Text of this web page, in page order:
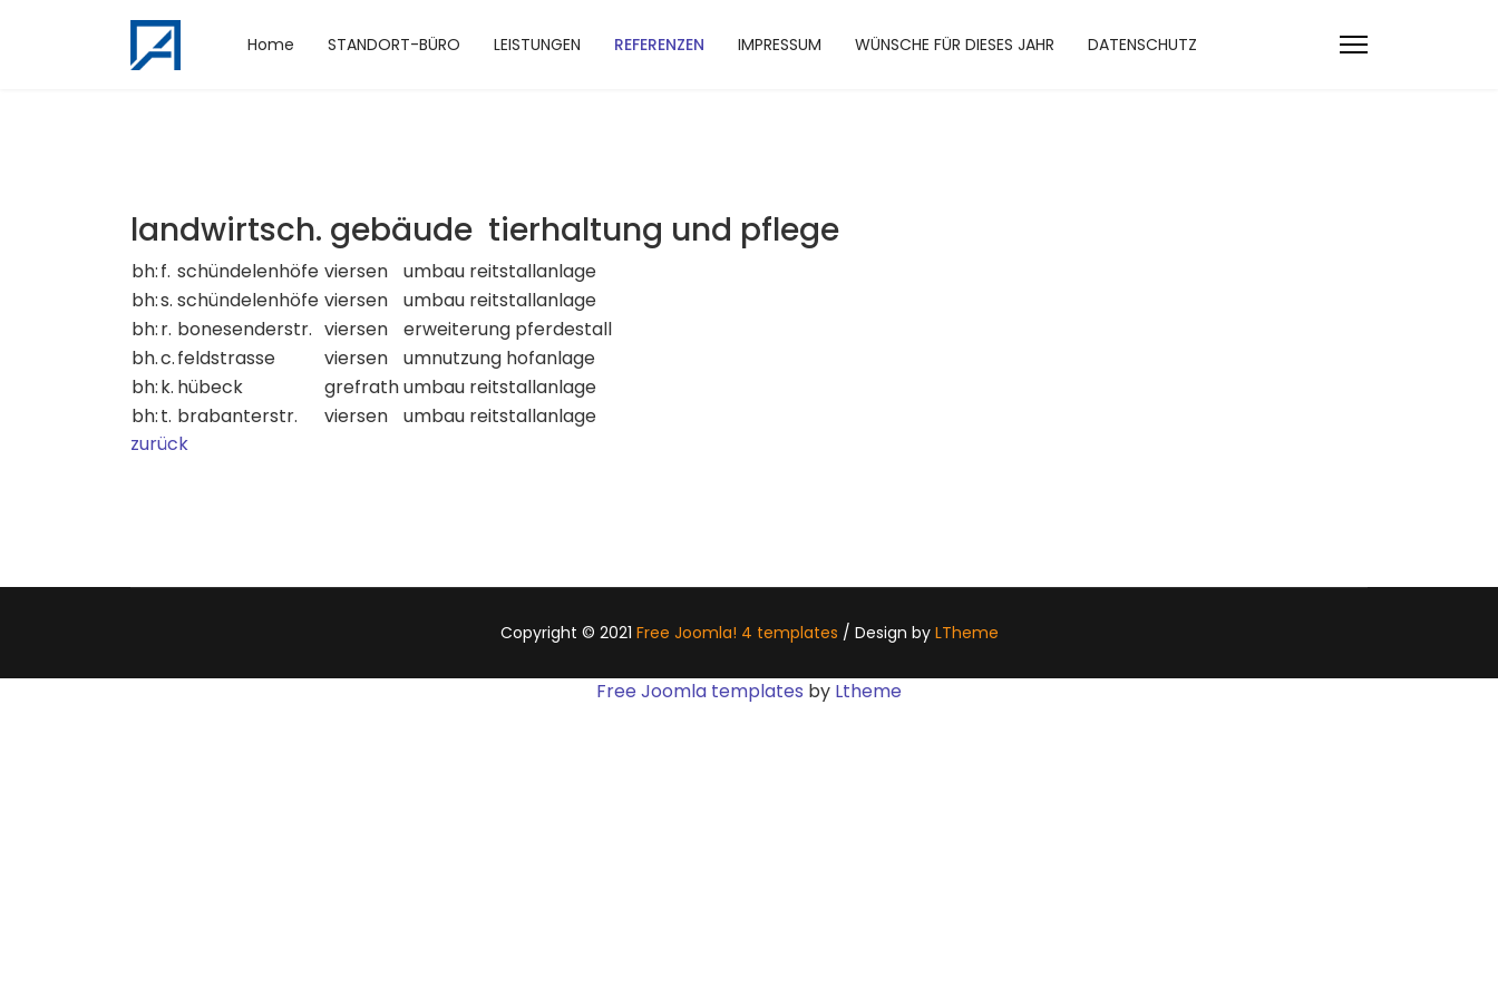
Home STANDORT-BÜRO LEISTUNGEN REFERENZEN IMPRESSUM WÜNSCHE FÜR DIESES JAHR DATENSCHUTZ
landwirtsch. gebäude tierhaltung und pflege
bh:f. schündelenhöfe viersen
umbau reitstallanlage
bh:s. schündelenhöfe viersen
umbau reitstallanlage
bh:r. bonesenderstr. viersen
erweiterung pferdestall
bh.c.feldstrasse viersen
umnutzung hofanlage
bh:k. hübeck grefrathumbau reitstallanlage
bh:t. brabanterstr. viersen
umbau reitstallanlage
zurück
Copyright © 2021 Free Joomla! 4 templates / Design by LTheme
Free Joomla templates by Ltheme